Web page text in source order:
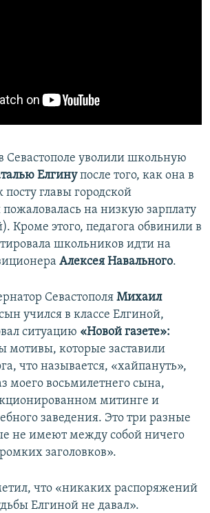
Севастополе уволили школьную
Елгинупосле того, как она в
главы городской
на низкую зарплату
Кроме этого, педагога обвинили в
школьников идти на
Алексея Навального.
Севастополя Михаил
учился в классе Елгиной,
ситуацию «Новой газете»:
мотивы, которые заставили
что называется, «хайпануть»,
моего восьмилетнего сына,
митинге и
заведения. Это три разные
не имеют между собой ничего
заголовков».
что «никаких распоряжений
Елгиной не давал».